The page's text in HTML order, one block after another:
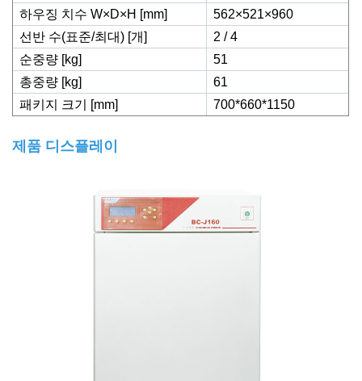
하우징 치수 W×D×H [mm]
562×521×960
선반 수(표준/최대) [개]
2 / 4
순중량 [kg]
51
총중량 [kg]
61
패키지 크기 [mm]
700*660*1150
제품 디스플레이